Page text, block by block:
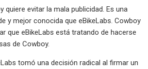
quiere evitar la mala publicidad. Es una
y mejor conocida que eBikeLabs. Cowboy
que eBikeLabs está tratando de hacerse
de Cowboy.
tomó una decisión radical al firmar un